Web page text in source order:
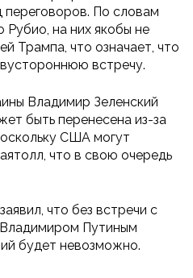
переговоров. По словам
на них якобы не
Трампа, что означает, что
встречу.
Владимир Зеленский
быть перенесена из-за
США могут
что в свою очередь
что без встречи с
Путиным
будет невозможно.